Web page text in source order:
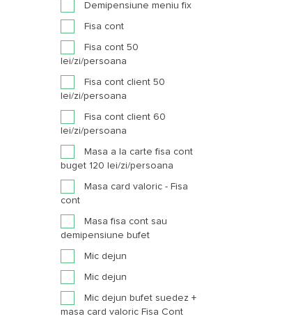
Demipensiune meniu fix
Fisa cont
Fisa cont 50
lei/zi/persoana
Fisa cont client 50
lei/zi/persoana
Fisa cont client 60
lei/zi/persoana
Masa a la carte fisa cont
buget 120 lei/zi/persoana
Masa card valoric - Fisa
cont
Masa fisa cont sau
demipensiune bufet
Mic dejun
Mic dejun
Mic dejun bufet suedez +
masa card valoric Fisa Cont